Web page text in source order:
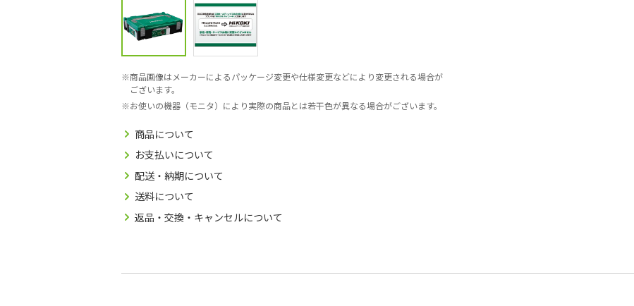
商品画像はメーカーによるパッケージ変更や仕様変更などにより変更される場合が
ございます。
お使いの機器（モニタ）により実際の商品とは若干色が異なる場合がございます。
商品について
お支払いについて
配送・納期について
送料について
返品・交換・キャンセルについて